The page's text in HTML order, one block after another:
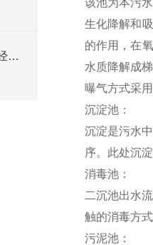
滁州一体化生活污水处理设备经销商
该池为本污
生化降解和
的作用，在
水质降解成
曝气方式采
沉淀池：
沉淀是污水
序。此处沉
消毒池：
二沉池出水
触的消毒方
污泥池：